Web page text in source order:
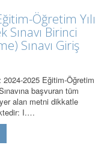
Öğretim Yılı
Sınavı Birinci
Sınavı Giriş
2024-2025 Eğitim-Öğretim
başvuran tüm
alan metni dikkatle
I.…